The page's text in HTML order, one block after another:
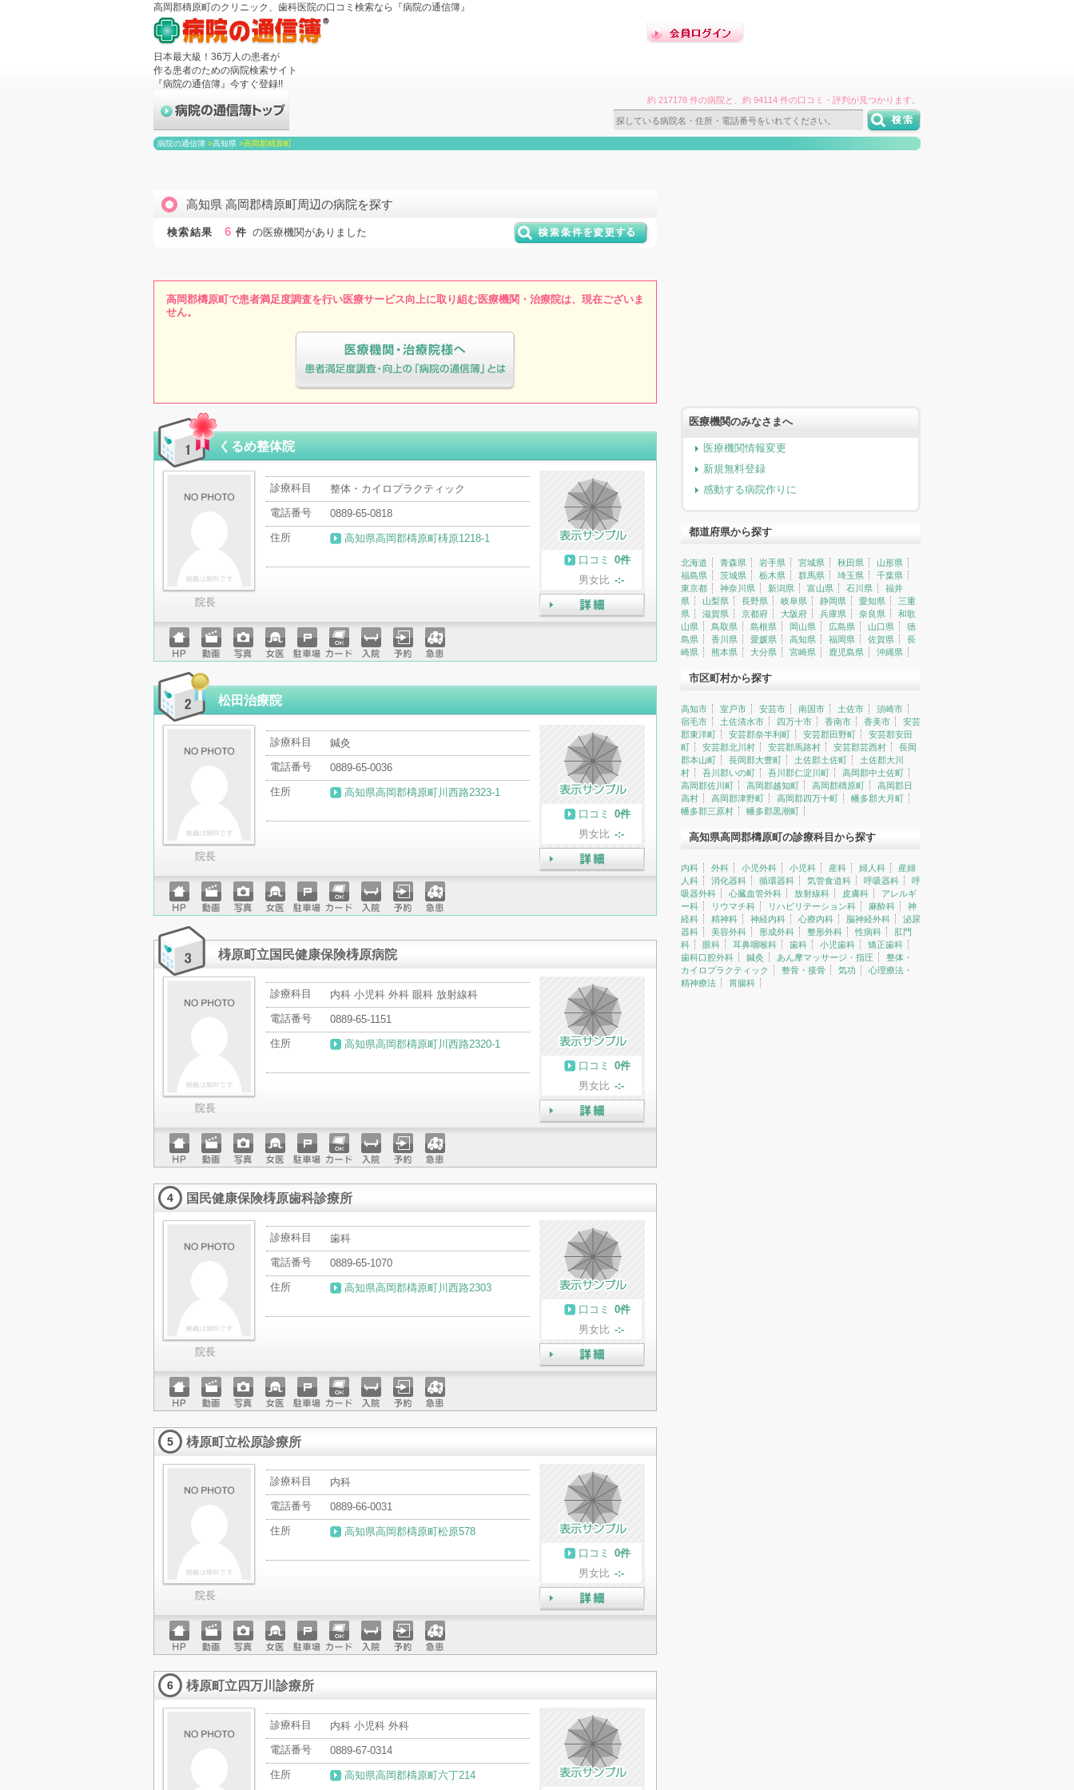
高岡郡檮原町のクリニック、歯科医院の口コミ検索なら『病院の通信簿』
日本最大級！36万人の患者が
作る患者のための病院検索サイト
『病院の通信簿』今すぐ登録!!
約 217178 件の病院と、約 94114 件の口コミ・評判が見つかります。
病院の通信簿 >高知県 >高岡郡檮原町
高知県 高岡郡檮原町周辺の病院を探す
検索結果 6 件 の医療機関がありました
高岡郡檮原町で患者満足度調査を行い医療サービス向上に取り組む医療機関・治療院は、現在ございま
せん。
くるめ整体院
院長
診療科目
整体・カイロプラクティック
電話番号
0889-65-0818
住所
高知県高岡郡檮原町梼原1218-1
口コミ
0件
男女比 -:-
詳細
ホーム
ページ
動画 写真 女医 駐車場クレジ
ード
入院 予約 急患
松田治療院
院長
診療科目
鍼灸
電話番号
0889-65-0036
住所
高知県高岡郡檮原町川西路2323-1
口コミ
0件
男女比 -:-
詳細
ホーム
ページ
動画 写真 女医 駐車場クレジ
ード
入院 予約 急患
梼原町立国民健康保険梼原病院
院長
診療科目
内科 小児科 外科 眼科 放射線科
電話番号
0889-65-1151
住所
高知県高岡郡檮原町川西路2320-1
口コミ
0件
男女比 -:-
詳細
ホーム
ページ
動画 写真 女医 駐車場クレジ
ットカ
ード
入院 予約 急患
4 国民健康保険梼原歯科診療所
院長
診療科目
歯科
電話番号
0889-65-1070
住所
高知県高岡郡檮原町川西路2303
口コミ
0件
男女比 -:-
詳細
ホーム
ページ
動画 写真 女医 駐車場クレジ
ットカ
入院 予約 急患
5 梼原町立松原診療所
院長
診療科目
内科
電話番号
0889-66-0031
住所
高知県高岡郡檮原町松原578
口コミ
0件
男女比 -:-
詳細
ホーム
ページ
動画 写真 女医 駐車場クレジ
ットカ
入院 予約 急患
6 梼原町立四万川診療所
診療科目
内科 小児科 外科
電話番号
0889-67-0314
住所
高知県高岡郡檮原町六丁214
医療機関のみなさまへ
医療機関情報変更
新規無料登録
感動する病院作りに
都道府県から探す
北海道 青森県 岩手県 宮城県 秋田県
山形県
福島県
茨城県 栃木県 群馬県 埼玉県
千葉県
東京都
神奈川県 新潟県 富山県 石川県
福井
県
山梨県 長野県 岐阜県 静岡県 愛知県
三重
県
滋賀県 京都府 大阪府 兵庫県 奈良県
和歌
山県
鳥取県 島根県 岡山県 広島県 山口県
徳
島県
香川県 愛媛県 高知県 福岡県 佐賀県
長
崎県
熊本県 大分県 宮崎県 鹿児島県 沖縄県
市区町村から探す
高知市 室戸市 安芸市 南国市 土佐市
須崎市
宿毛市
土佐清水市 四万十市 香南市 香美市
安芸
郡東洋町
安芸郡奈半利町 安芸郡田野町
安芸郡安田
町
安芸郡北川村 安芸郡馬路村 安芸郡芸西村
長岡
郡本山町
長岡郡大豊町 土佐郡土佐町
土佐郡大川
村
吾川郡いの町 吾川郡仁淀川町
高岡郡中土佐町
高岡郡佐川町
高岡郡越知町 高岡郡檮原町
高岡郡日
高村
高岡郡津野町 高岡郡四万十町
幡多郡大月町
幡多郡三原村
幡多郡黒潮町
高知県高岡郡檮原町の診療科目から探す
内科 外科 小児外科 小児科 産科 婦人科
産婦
人科
消化器科 循環器科 気管食道科 呼吸器科
呼
吸器外科
心臓血管外科 放射線科 皮膚科
アレルギ
ー科
リウマチ科 リハビリテーション科 麻酔科
神
経科
精神科 神経内科 心療内科 脳神経外科
泌尿
器科
美容外科 形成外科 整形外科 性病科
肛門
科
眼科 耳鼻咽喉科 歯科 小児歯科
矯正歯科
歯科口腔外科
鍼灸 あん摩マッサージ・指圧
整体・
カイロプラクティック
整骨・接骨 気功
心理療法・
精神療法
胃腸科